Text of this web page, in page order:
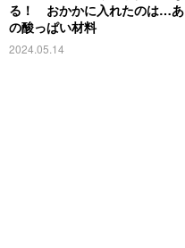
る！ おかかに入れたのは…あ
の酸っぱい材料
2024.05.14